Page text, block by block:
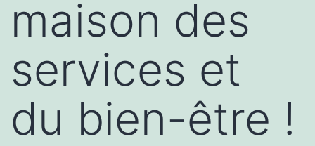
maison des
services et
du bien-être !